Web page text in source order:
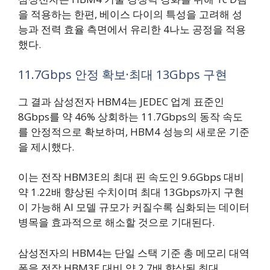
을 적용하는 한편, 베이스 다이의 특성을 고려해 성
능과 전력 효율 측면에서 유리한 4나노 공정을 적용
했다.
11.7Gbps 안정 확보·최대 13Gbps 구현
그 결과 삼성전자 HBM4는 JEDEC 업계 표준인
8Gbps를 약 46% 상회하는 11.7Gbps의 동작 속도
를 안정적으로 확보하며, HBM4 성능의 새로운 기준
을 제시했다.
이는 전작 HBM3E의 최대 핀 속도인 9.6Gbps 대비
약 1.22배 향상된 수치이며 최대 13Gbps까지 구현
이 가능해 AI 모델 규모가 커질수록 심화되는 데이터
병목을 효과적으로 해소할 것으로 기대된다.
삼성전자의 HBM4는 단일 스택 기준 총 메모리 대역